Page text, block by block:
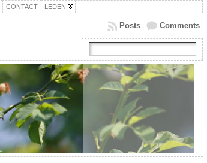
CONTACT LEDEN
Comments
Posts